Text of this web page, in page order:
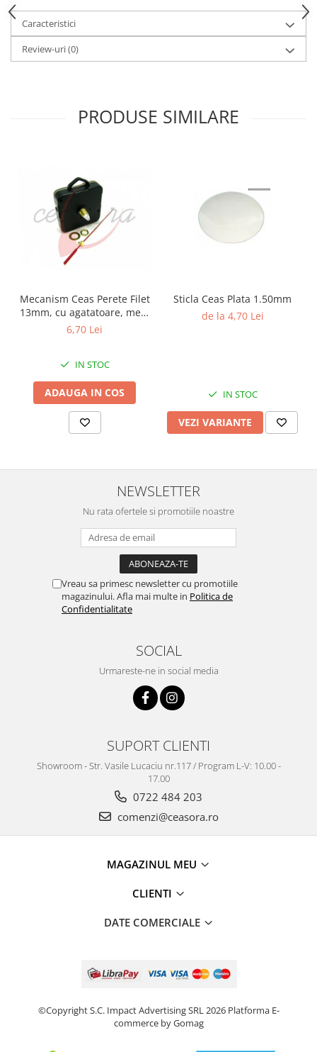
Clesti Miniatura
Curatare Bijuterii
Dispozitive Bratari
Fierastraie / Panze
Modelarea Metalului
Nicovale si Suporti
Turnare, Lipire, Finisare
PROMOTII Curele Apple Watch
PROMOTII Curele Garmin
PROMOTII Scule Ceasornicar
Scule si Accesorii Ceasuri
Catarame curea
Chei Pendula
Dispozitive Bratari si Curele
Dispozitive Capace Ceas
Lupe, Dispozitive Optice
Mecanisme Ceas
Truse / Kituri Ceasornicar
Caracteristici
Review-uri(0)
PRODUSE SIMILARE
Mecanism Ceas Perete Filet
13mm, cu agatatoare, mers
continuu, repere incluse
6,70 Lei
IN STOC
ADAUGA IN COS
Sticla Ceas Plata 1.50mm
de la 4,70 Lei
IN STOC
VEZI VARIANTE
NEWSLETTER
Nu rata ofertele si promotiile noastre
Vreau sa primesc newsletter cu promotiile
magazinului. Afla mai multe in Politica de
Confidentialitate
SOCIAL
Urmareste-ne in social media
SUPORT CLIENTI
Showroom - Str. Vasile Lucaciu nr.117 / Program L-V: 10.00 -
17.00
0722 484 203
comenzi@ceasora.ro
MAGAZINUL MEU
CLIENTI
DATE COMERCIALE
©Copyright S.C. Impact Advertising SRL 2026 Platforma E-
commerce by Gomag